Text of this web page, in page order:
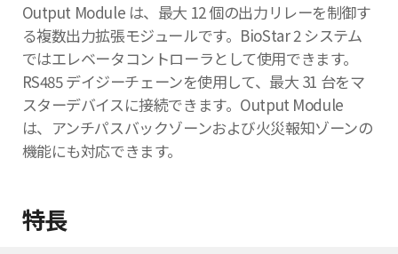
Output Module は、最大 12 個の出力リレーを制御す
る複数出力拡張モジュールです。BioStar 2 システム
ではエレベータコントローラとして使用できます。
RS485 デイジーチェーンを使用して、最大 31 台をマ
スターデバイスに接続できます。Output Module
は、アンチパスバックゾーンおよび火災報知ゾーンの
機能にも対応できます。
特長